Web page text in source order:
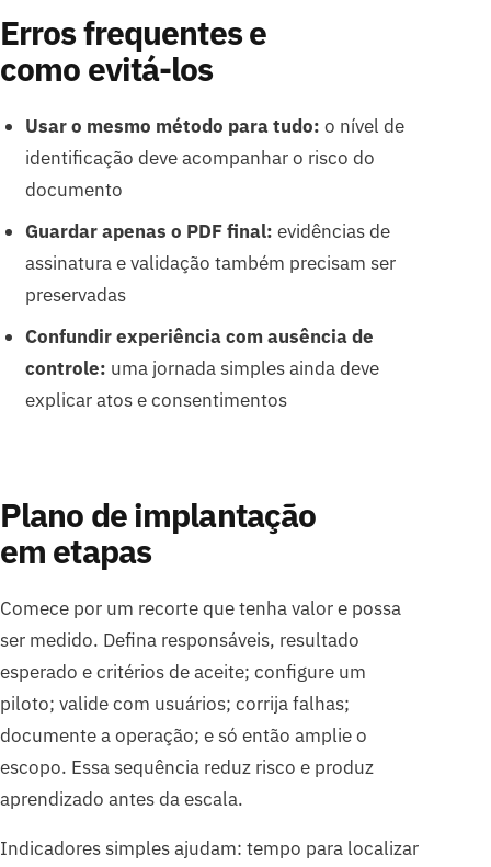
Erros frequentes e
como evitá-los
Usar o mesmo método para tudo: o nível de
identificação deve acompanhar o risco do
documento
Guardar apenas o PDF final: evidências de
assinatura e validação também precisam ser
preservadas
Confundir experiência com ausência de
controle: uma jornada simples ainda deve
explicar atos e consentimentos
Plano de implantação
em etapas
Comece por um recorte que tenha valor e possa
ser medido. Defina responsáveis, resultado
esperado e critérios de aceite; configure um
piloto; valide com usuários; corrija falhas;
documente a operação; e só então amplie o
escopo. Essa sequência reduz risco e produz
aprendizado antes da escala.
Indicadores simples ajudam: tempo para localizar